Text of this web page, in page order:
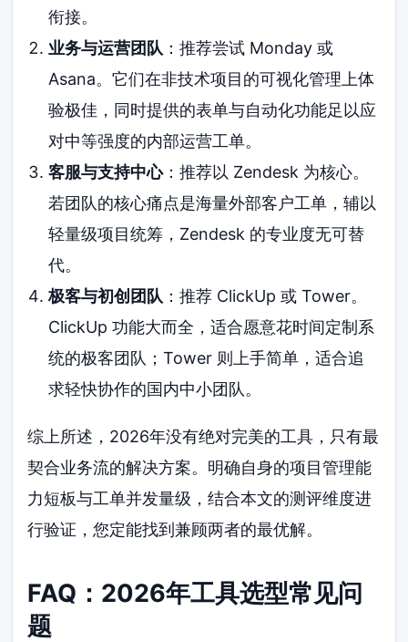
衔接。
业务与运营团队 ：推荐尝试 Monday 或
Asana。它们在非技术项目的可视化管理上体
验极佳，同时提供的表单与自动化功能足以应
对中等强度的内部运营工单。
客服与支持中心：推荐以 Zendesk 为核心。
若团队的核心痛点是海量外部客户工单，辅以
轻量级项目统筹，Zendesk 的专业度无可替
代。
极客与初创团队 ：推荐 ClickUp 或 Tower。
ClickUp 功能大而全，适合愿意花时间定制系
统的极客团队；Tower 则上手简单，适合追
求轻快协作的国内中小团队。
综上所述，2026年没有绝对完美的工具，只有最
契合业务流的解决方案。明确自身的项目管理能
力短板与工单并发量级，结合本文的测评维度进
行验证，您定能找到兼顾两者的最优解。
FAQ：2026年工具选型常见问
题